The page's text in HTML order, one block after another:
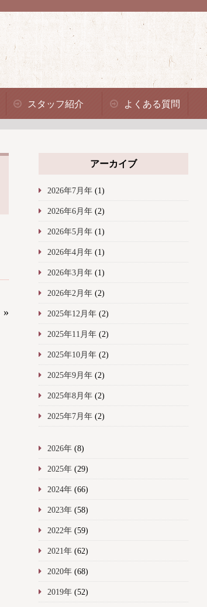
スタッフ紹介 よくある質問
»
アーカイブ
2026年7月年(1)
2026年6月年(2)
2026年5月年(1)
2026年4月年(1)
2026年3月年(1)
2026年2月年(2)
2025年12月年(2)
2025年11月年(2)
2025年10月年(2)
2025年9月年(2)
2025年8月年(2)
2025年7月年(2)
2026年(8)
2025年(29)
2024年(66)
2023年(58)
2022年(59)
2021年(62)
2020年(68)
2019年(52)